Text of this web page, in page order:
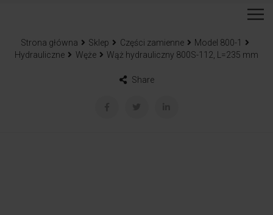
Strona główna Sklep Części zamienne
Model 800-1
Hydrauliczne
Węże Wąż hydrauliczny 800S-112, L=235 mm
Share